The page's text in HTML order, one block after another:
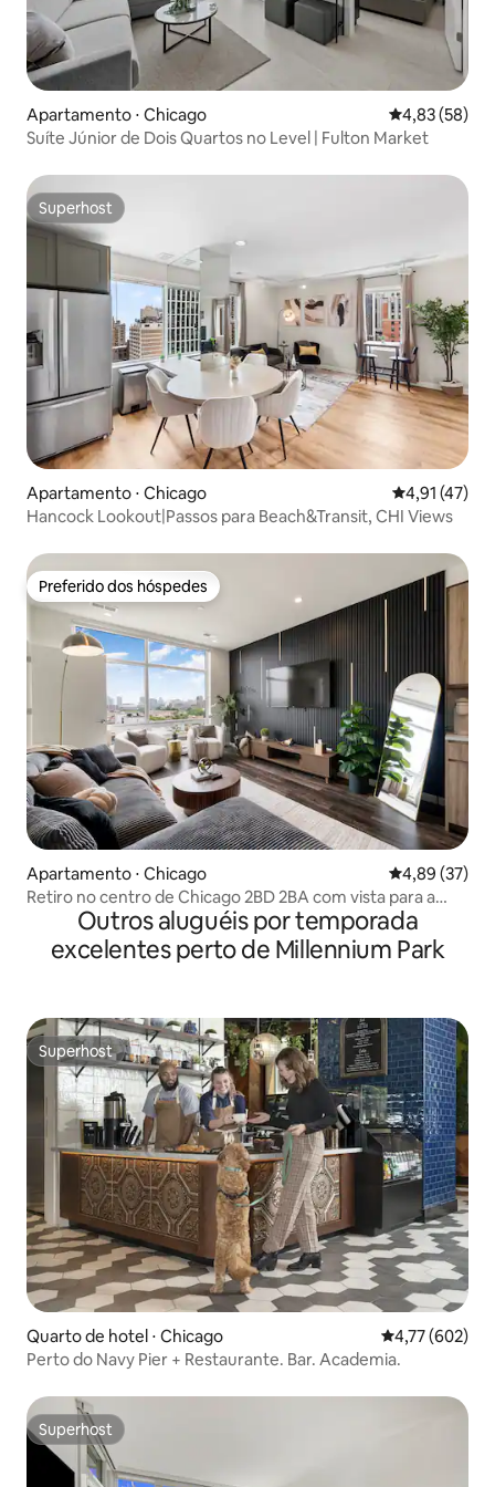
Apartamento ⋅ Chicago 4,83 de uma
4,83 (58)
Suíte Júnior de Dois Quartos no Level | Fulton Market
Superhost
Superhost
Apartamento ⋅ Chicago 4,91 de uma
4,91 (47)
Hancock Lookout|Passos para Beach&Transit, CHI Views
Preferido dos hóspedes
Preferido dos hóspedes
Apartamento ⋅ Chicago 4,89 de uma
4,89 (37)
Retiro no centro de Chicago 2BD 2BA com vista para a
academia no terraço
Outros aluguéis por temporada
excelentes perto de Millennium Park
Superhost
Superhost
Quarto de hotel ⋅ Chicago 4,77 de uma
4,77 (602)
Perto do Navy Pier + Restaurante. Bar. Academia.
Superhost
Superhost